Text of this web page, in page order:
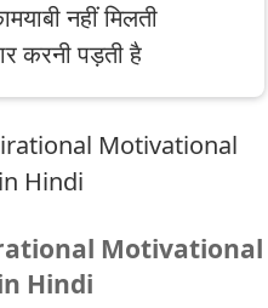
नहीं मिलती
करनी पड़ती है
Motivational
Hindi